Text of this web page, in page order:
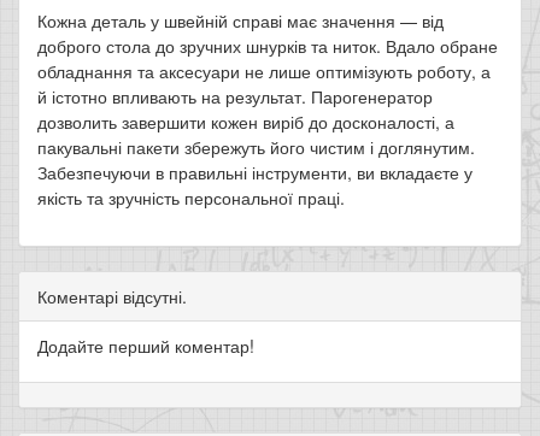
Кожна деталь у швейній справі має значення — від
доброго стола до зручних шнурків та ниток. Вдало обране
обладнання та аксесуари не лише оптимізують роботу, а
й істотно впливають на результат. Парогенератор
дозволить завершити кожен виріб до досконалості, а
пакувальні пакети збережуть його чистим і доглянутим.
Забезпечуючи в правильні інструменти, ви вкладаєте у
якість та зручність персональної праці.
Коментарі відсутні.
Додайте перший коментар!